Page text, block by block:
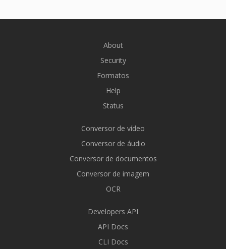
About
Security
Formatos
Help
Status
Conversor de vídeo
Conversor de áudio
Conversor de documentos
Conversor de imagem
OCR
Developers API
API Docs
CLI Docs